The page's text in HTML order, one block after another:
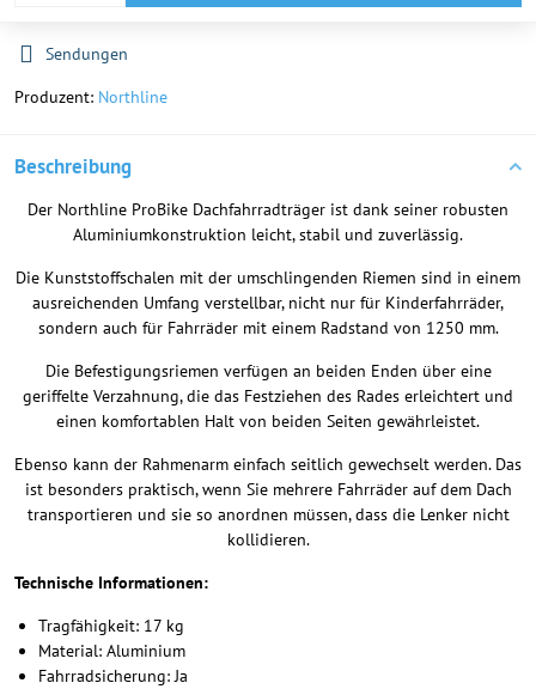
Sendungen
Produzent: Northline
Beschreibung
Der Northline ProBike Dachfahrradträger ist dank seiner robusten
Aluminiumkonstruktion leicht, stabil und zuverlässig.
Die Kunststoffschalen mit der umschlingenden Riemen sind in einem
ausreichenden Umfang verstellbar, nicht nur für Kinderfahrräder,
sondern auch für Fahrräder mit einem Radstand von 1250 mm.
Die Befestigungsriemen verfügen an beiden Enden über eine
geriffelte Verzahnung, die das Festziehen des Rades erleichtert und
einen komfortablen Halt von beiden Seiten gewährleistet.
Ebenso kann der Rahmenarm einfach seitlich gewechselt werden. Das
ist besonders praktisch, wenn Sie mehrere Fahrräder auf dem Dach
transportieren und sie so anordnen müssen, dass die Lenker nicht
kollidieren.
Technische Informationen:
Tragfähigkeit: 17 kg
Material: Aluminium
Fahrradsicherung: Ja